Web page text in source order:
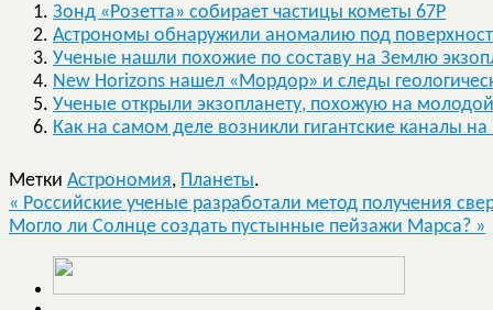
Зонд «Розетта» собирает частицы кометы 67P
Астрономы обнаружили аномалию под
Ученые нашли похожие по составу на Землю
New Horizons нашел «Мордор» и следы
Ученые открыли экзопланету, похожую на
Как на самом деле возникли гигантские каналы
Метки Астрономия, Планеты.
« Российские ученые разработали метод получения
Могло ли Солнце создать пустынные пейзажи Марса? »